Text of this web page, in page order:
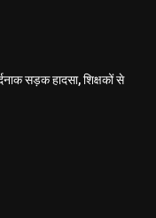
सड़क हादसा, शिक्षकों से